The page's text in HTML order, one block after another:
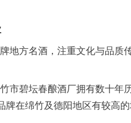
地方名酒，注重文化与品质
市碧坛春酿酒厂拥有数十年
牌在绵竹及德阳地区有较高